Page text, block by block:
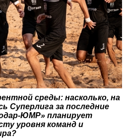
среды: насколько, на
Суперлига за последние
ЮМР» планирует
уровня команд и